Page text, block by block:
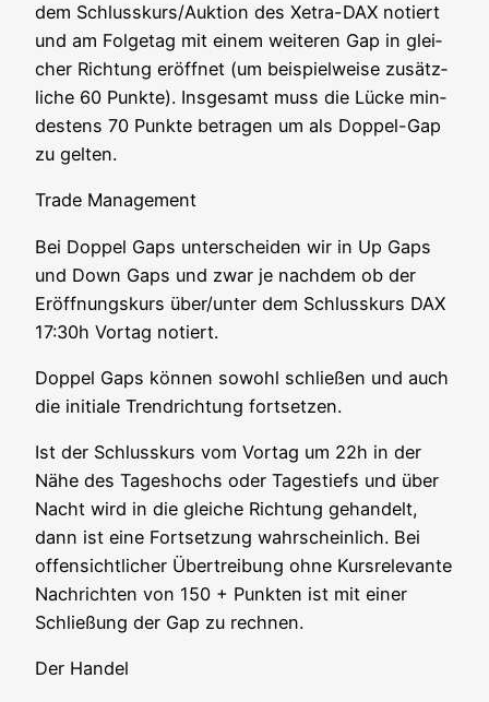
dem Schlusskurs/Auktion des Xetra-DAX notiert
und am Fol­ge­tag mit einem wei­te­ren Gap in glei­
cher Rich­tung eröff­net (um bei­spiel­wei­se zusätz­
li­che 60 Punk­te). Ins­ge­samt muss die Lücke min­
des­tens 70 Punk­te betra­gen um als Dop­pel-Gap
zu gelten.
Trade Manage­ment
Bei Dop­pel Gaps unter­schei­den wir in Up Gaps
und Down Gaps und zwar je nach­dem ob der
Eröff­nungs­kurs über/unter dem Schluss­kurs DAX
17:30h Vor­tag notiert.
Dop­pel Gaps kön­nen sowohl schlie­ßen und auch
die initia­le Trend­rich­tung fortsetzen.
Ist der Schluss­kurs vom Vor­tag um 22h in der
Nähe des Tages­hochs oder Tages­tiefs und über
Nacht wird in die glei­che Rich­tung gehan­delt,
dann ist eine Fort­set­zung wahr­schein­lich. Bei
offen­sicht­li­cher Über­trei­bung ohne Kurs­re­le­van­te
Nach­rich­ten von 150 + Punk­ten ist mit einer
Schlie­ßung der Gap zu rechnen.
Der Han­del